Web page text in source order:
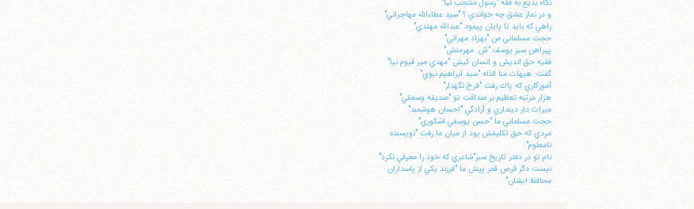
نگاه بديع به فقه "رسول منتجب نيا"
و در نماز عشق چه خواندي ؟ "سيد عطاءالله مهاجراني"
راهي كه بايد تا پايان پيمود "عبدالله مهتدي"
حجت مسلماني من "بهزاد مهراني"
پيراهن سبز يوسف "ش. مهرمنش"
فقيه حق انديش و انسان كيش "مهدي مير قيوم نيا"
گفت: هيهات منا الذله "سيد ابراهيم نبوي"
آموزگاري كه پاك رفت "فرخ نگهدار"
هزار مرتبه تعظيم بر صداقت تو "صديقه وسمقي"
ميراث دار دينداري و آزادگي "احسان هوشمند"
حجت مسلماني ما "حسن يوسفي اشكوري"
مردي كه حق تكليفش بود از ميان ما رفت "نويسنده
نامعلوم"
نام تو در دفتر تاريخ سبز"شاعري كه خود را معرفي نكرد"
نيست دگر قرص قمر پيش ما "فرزند يكي از پاسداران
محافظ ايشان"